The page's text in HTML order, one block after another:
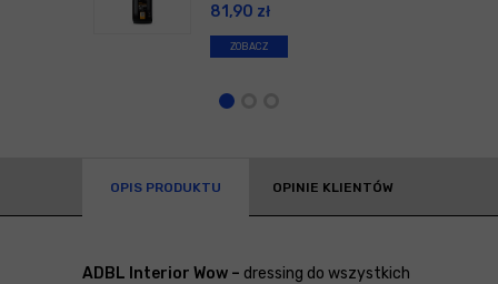
81,90 zł
ZOBACZ
OPIS PRODUKTU OPINIE KLIENTÓW
ADBL Interior Wow – dressing do wszystkich